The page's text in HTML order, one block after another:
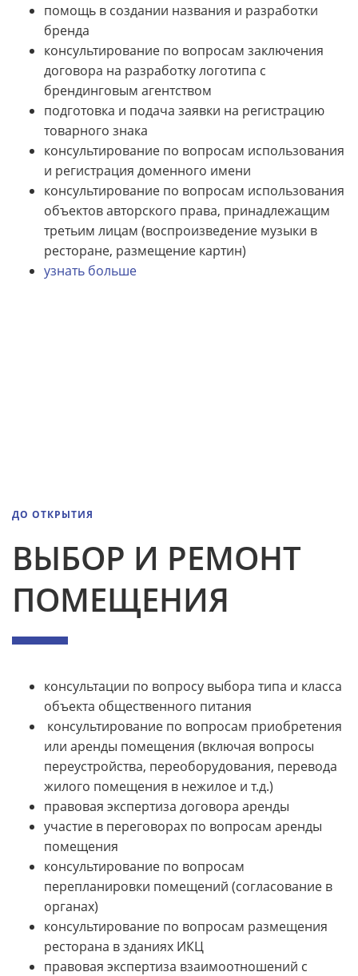
помощь в создании названия и разработки
бренда
консультирование по вопросам заключения
договора на разработку логотипа с
брендинговым агентством
подготовка и подача заявки на регистрацию
товарного знака
консультирование по вопросам использования
и регистрация доменного имени
консультирование по вопросам использования
объектов авторского права, принадлежащим
третьим лицам (воспроизведение музыки в
ресторане, размещение картин)
узнать больше
ДО ОТКРЫТИЯ
ВЫБОР И РЕМОНТ
ПОМЕЩЕНИЯ
консультации по вопросу выбора типа и класса
объекта общественного питания
консультирование по вопросам приобретения
или аренды помещения (включая вопросы
переустройства, переоборудования, перевода
жилого помещения в нежилое и т.д.)
правовая экспертиза договора аренды
участие в переговорах по вопросам аренды
помещения
консультирование по вопросам
перепланировки помещений (согласование в
органах)
консультирование по вопросам размещения
ресторана в зданиях ИКЦ
правовая экспертиза взаимоотношений с